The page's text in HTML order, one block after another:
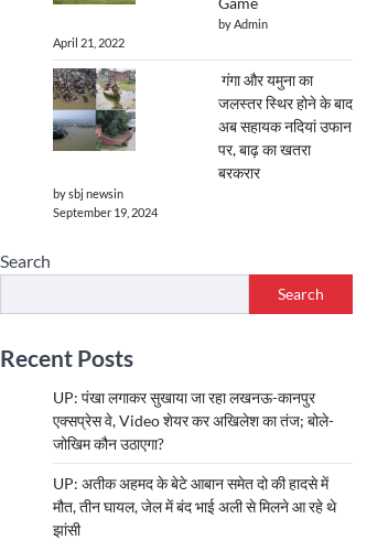
by Admin
April 21, 2022
गंगा और यमुना का
जलस्तर स्थिर होने के बाद
अब सहायक नदियां उफान
पर, बाढ़ का खतरा
बरकरार
by sbj newsin
September 19, 2024
Search
Search
Recent Posts
UP: पंखा लगाकर सुखाया जा रहा लखनऊ-कानपुर
एक्सप्रेस वे, Video शेयर कर अखिलेश का तंज; बोले-
जोखिम कौन उठाएगा?
UP: अतीक अहमद के बेटे आबान समेत दो की हादसे में
मौत, तीन घायल, जेल में बंद भाई अली से मिलने आ रहे थे
झांसी